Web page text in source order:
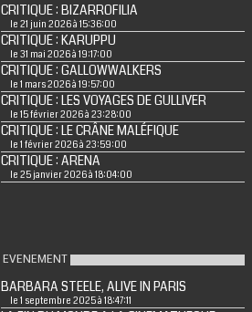
CRITIQUE : BIZARROFILIA
le 21 juin 2026 à 15:36:00
CRITIQUE : KARUPPU
le 31 mai 2026 à 19:17:00
CRITIQUE : GALLOWWALKERS
le 1 mars 2026 à 19:57:00
CRITIQUE : LES VOYAGES DE GULLIVER
le 15 février 2026 à 23:28:00
CRITIQUE : LE CRÂNE MALÉFIQUE
le 1 février 2026 à 23:59:00
CRITIQUE : ARENA
le 25 janvier 2026 à 18:04:00
EVENEMENT
BARBARA STEELE, ALIVE IN PARIS
le 1 septembre 2025 à 18:47:11